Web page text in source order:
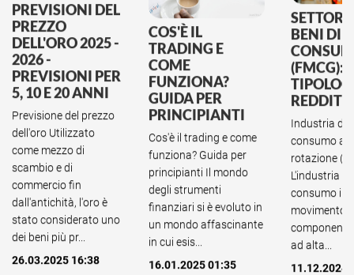
PREVISIONI DEL
PREZZO
DELL'ORO 2025 -
2026 -
PREVISIONI PER
5, 10 E 20 ANNI
Previsione del prezzo
dell'oro Utilizzato
come mezzo di
scambio e di
commercio fin
dall'antichità, l'oro è
stato considerato uno
dei beni più pr...
26.03.2025 16:38
COS'È IL
TRADING E
COME
FUNZIONA?
GUIDA PER
PRINCIPIANTI
Cos'è il trading e come
funziona? Guida per
principianti Il mondo
degli strumenti
finanziari si è evoluto in
un mondo affascinante
in cui esis...
16.01.2025 01:35
BENI DI
(FMCG):
Industria dei
consumo a
rotazione
L'industria
consumo in
movimento
ad alta...
11.12.2024